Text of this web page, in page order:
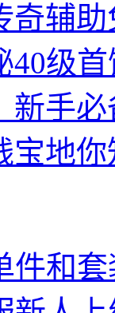
奇辅
40级
新手
宝地
件和